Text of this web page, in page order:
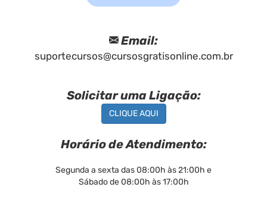
Email:
suportecursos@cursosgratisonline.com.br
Solicitar uma Ligação:
CLIQUE AQUI
Horário de Atendimento:
Segunda a sexta das 08:00h às 21:00h e
Sábado de 08:00h às 17:00h